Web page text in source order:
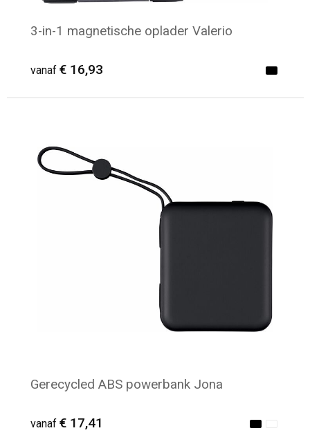
3-in-1 magnetische oplader Valerio
vanaf € 16,93
Minimale afname: 5
Gerecycled ABS powerbank Jona
vanaf € 17,41